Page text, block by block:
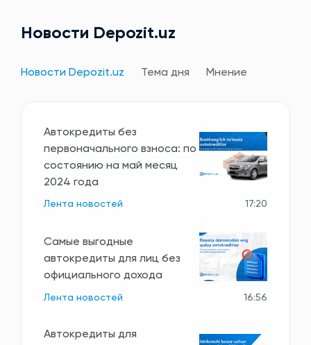
Новости Depozit.uz
Новости Depozit.uz Тема дня Мнение
Автокредиты без
первоначального взноса: по
состоянию на май месяц
2024 года
Лента новостей 17:20
Самые выгодные
автокредиты для лиц без
официального дохода
Лента новостей 16:56
Автокредиты для